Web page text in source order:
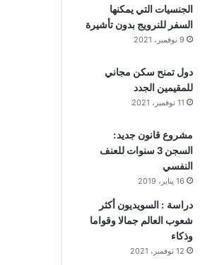
الجنسيات التي يمكنها
السفر للنرويج بدون تأشيرة
9 نوفمبر، 2021
دول تمنح سكن مجاني
للمقيمين الجدد
11 نوفمبر، 2021
مشروع قانون جديد:
السجن 3 سنوات للعنف
النفسي
16 يناير، 2019
دراسة : السويديون أكثر
شعوب العالم جمالا وقواما
وذكاء
12 نوفمبر، 2021